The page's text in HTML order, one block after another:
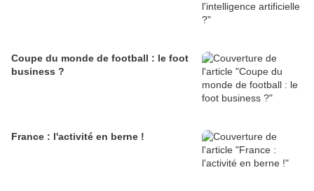
Coupe du monde de football : le foot
business ?
France : l'activité en berne !